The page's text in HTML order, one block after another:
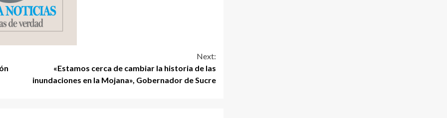
Next:
«Estamos cerca de cambiar la historia de las
inundaciones en la Mojana», Gobernador de Sucre